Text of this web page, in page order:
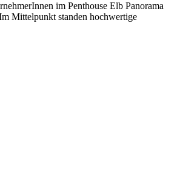
im Penthouse Elb Panorama
Mittelpunkt standen hochwertige